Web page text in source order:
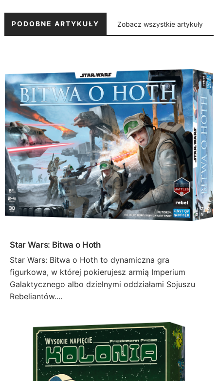
PODOBNE ARTYKUŁY Zobacz wszystkie artykuły
Star Wars: Bitwa o Hoth
Star Wars: Bitwa o Hoth to dynamiczna gra
figurkowa, w której pokierujesz armią Imperium
Galaktycznego albo dzielnymi oddziałami Sojuszu
Rebeliantów....